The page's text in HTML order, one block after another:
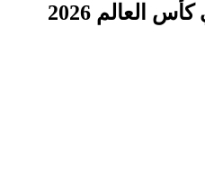
العالم 2026